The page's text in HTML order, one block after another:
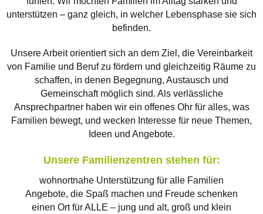
unterstützen – ganz gleich, in welcher Lebensphase sie sich
befinden.
Unsere Arbeit orientiert sich an dem Ziel, die Vereinbarkeit
von Familie und Beruf zu fördern und gleichzeitig Räume zu
schaffen, in denen Begegnung, Austausch und
Gemeinschaft möglich sind. Als verlässliche
Ansprechpartner haben wir ein offenes Ohr für alles, was
Familien bewegt, und wecken Interesse für neue Themen,
Ideen und Angebote.
Unsere Familienzentren stehen für:
wohnortnahe Unterstützung für alle Familien
Angebote, die Spaß machen und Freude schenken
einen Ort für ALLE – jung und alt, groß und klein